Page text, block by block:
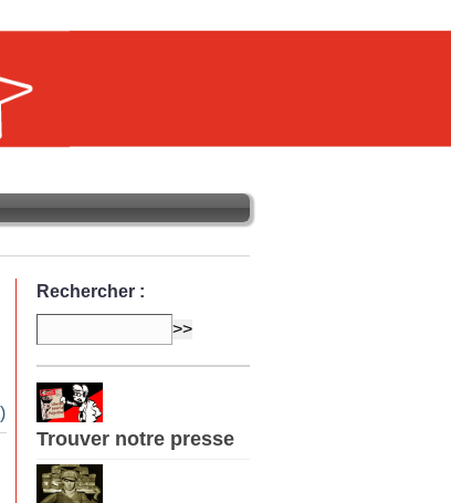
Rechercher :
Trouver notre presse